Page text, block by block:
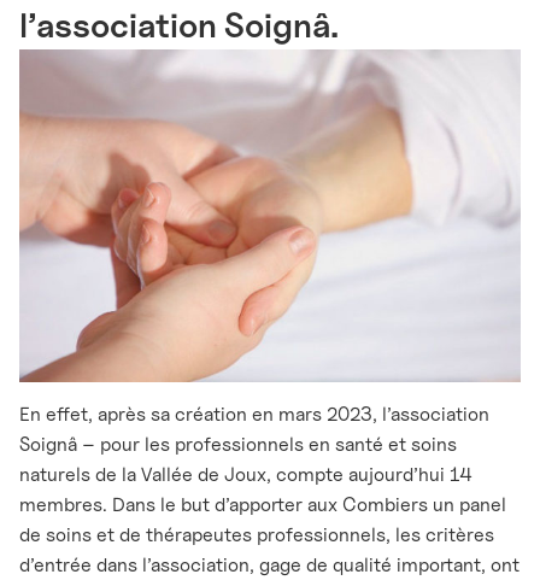
l’association Soignâ.
En effet, après sa création en mars 2023, l’association
Soignâ – pour les professionnels en santé et soins
naturels de la Vallée de Joux, compte aujourd’hui 14
membres. Dans le but d’apporter aux Combiers un panel
de soins et de thérapeutes professionnels, les critères
d’entrée dans l’association, gage de qualité important, ont